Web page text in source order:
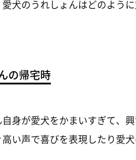
犬のうれしょんはどのよう
の帰宅時
身が愛犬をかまいすぎて、
い声で喜びを表現したり愛